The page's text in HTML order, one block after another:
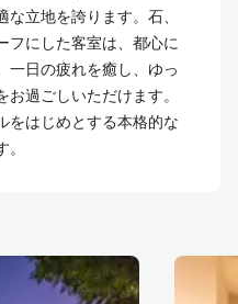
立地を誇ります。石、
フにした客室は、都心に
一日の疲れを癒し、ゆっ
過ごしいただけます。
をはじめとする本格的な